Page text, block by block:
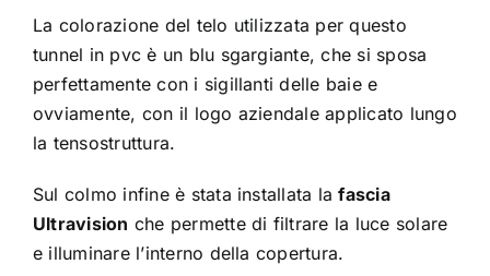
La colorazione del telo utilizzata per questo
tunnel in pvc è un blu sgargiante, che si sposa
perfettamente con i sigillanti delle baie e
ovviamente, con il logo aziendale applicato lungo
la tensostruttura.
Sul colmo infine è stata installata lafascia
Ultravision che permette di filtrare la luce solare
e illuminare l’interno della copertura.